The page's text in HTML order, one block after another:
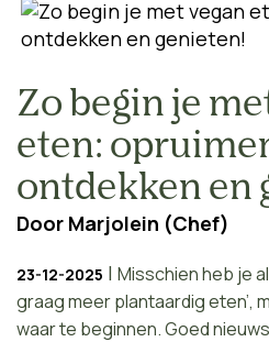
Zo begin je
eten:
ontdekken en
Door Marjolein (Chef)
23-12-2025 | Misschien heb je
graag meer plantaardig eten’,
waar te beginnen. Goed